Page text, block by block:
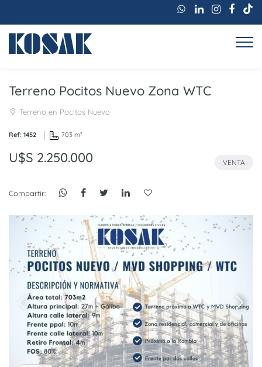
Terreno Pocitos Nuevo Zona WTC
Terreno en Pocitos Nuevo
Ref: 1452 703 m²
U$S 2.250.000 VENTA
Compartir: